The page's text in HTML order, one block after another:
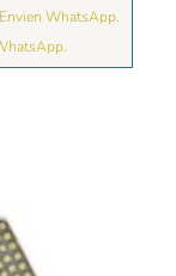
Envien WhatsApp.